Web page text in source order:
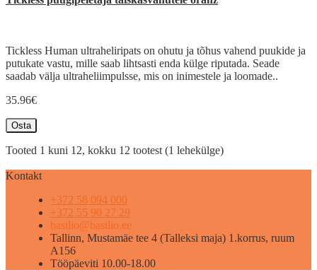
Tickless Human ultraheliripats on ohutu ja tõhus vahend puukide ja
putukate vastu, mille saab lihtsasti enda külge riputada. Seade
saadab välja ultraheliimpulsse, mis on inimestele ja loomade..
35.96€
Osta
Tooted 1 kuni 12, kokku 12 tootest (1 lehekülge)
Kontakt
+372 58 094 000
+372 55 90 27 29
basilio@basilio.ee
Tallinn, Mustamäe tee 4 (Talleksi maja) 1.korrus, ruum
A156
Tööpäeviti 10.00-18.00